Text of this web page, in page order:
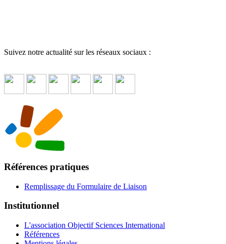
Suivez notre actualité sur les réseaux sociaux :
Références pratiques
Remplissage du Formulaire de Liaison
Institutionnel
L'association Objectif Sciences International
Références